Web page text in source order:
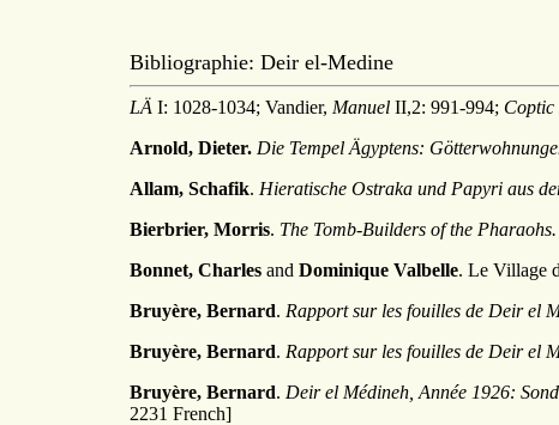
Bibliographie: Deir el-Medine
LÄ I: 1028-1034; Vandier, Manuel II,2: 991-994; Coptic
Arnold, Dieter. Die Tempel Ägyptens:
Allam, Schafik. Hieratische Ostraka und Papyri aus
Bierbrier, Morris. The Tomb-Builders of the Pharaohs.
Bonnet, Charles and Dominique Valbelle. Le Village
Bruyère, Bernard. Rapport sur les fouilles de Deir el
Bruyère, Bernard. Rapport sur les fouilles de Deir el
Bruyère, Bernard. Deir el Médineh, Année 1926:
2231 French]